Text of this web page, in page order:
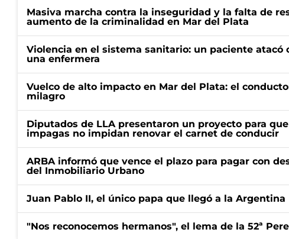
Masiva marcha contra la inseguridad y la falta de
aumento de la criminalidad en Mar del Plata
Violencia en el sistema sanitario: un paciente atacó
una enfermera
Vuelco de alto impacto en Mar del Plata: el
milagro
Diputados de LLA presentaron un proyecto para
impagas no impidan renovar el carnet de conducir
ARBA informó que vence el plazo para pagar con
del Inmobiliario Urbano
Juan Pablo II, el único papa que llegó a la Argentina
"Nos reconocemos hermanos", el lema de la 52ª